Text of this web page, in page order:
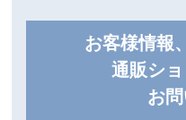
お客様情報
通販シ
お